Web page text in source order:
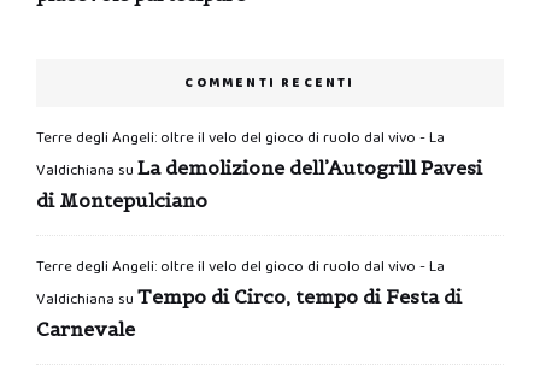
COMMENTI RECENTI
Terre degli Angeli: oltre il velo del gioco di ruolo dal vivo - La
Valdichiana su La demolizione dell’Autogrill Pavesi
di Montepulciano
Terre degli Angeli: oltre il velo del gioco di ruolo dal vivo - La
Valdichiana su Tempo di Circo, tempo di Festa di
Carnevale